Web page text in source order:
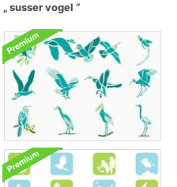
susser vogel